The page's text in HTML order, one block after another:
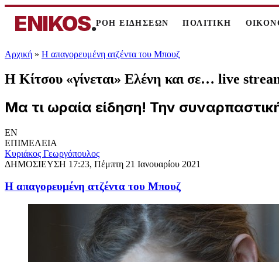
ENIKOS.ΡΟΗ ΕΙΔΗΣΕΩΝ ΠΟΛΙΤΙΚΗ
Αρχική » Η απαγορευμένη ατζέντα του Μπουζ
Η Κίτσου «γίνεται» Ελένη και σε… live
Μα τι ωραία είδηση! Την
EN
ΕΠΙΜΕΛΕΙΑ
Κυριάκος Γεωργόπουλος
ΔΗΜΟΣΙΕΥΣΗ 17:23, Πέμπτη 21 Ιανουαρίου 2021
Η απαγορευμένη ατζέντα του Μπουζ